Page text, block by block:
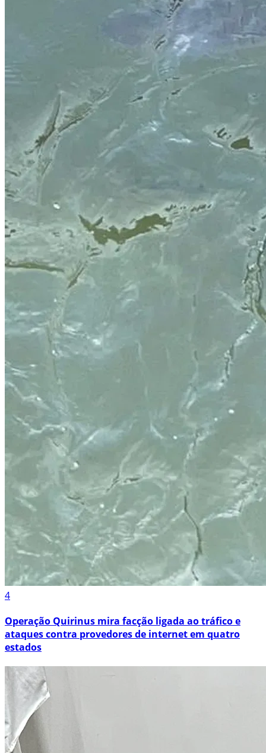
4
Operação Quirinus mira facção ligada ao tráfico e
ataques contra provedores de internet em quatro
estados